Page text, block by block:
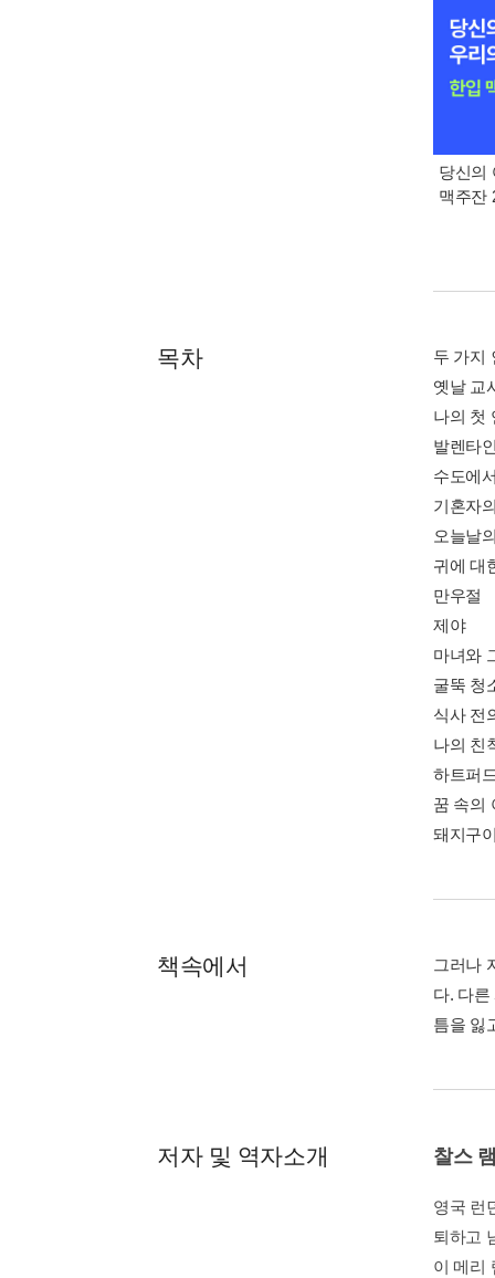
당신의
맥주잔
목차
두 가지
옛날 교
나의 첫
발렌타
수도에
기혼자
오늘날
귀에 대
만우절
제야
마녀와
굴뚝 청
식사 전
나의 친
하트퍼
꿈 속의
돼지구
책속에서
그러나
다. 다
틈을 잃
저자 및 역자소개 찰스
영국 런
퇴하고
이 메리